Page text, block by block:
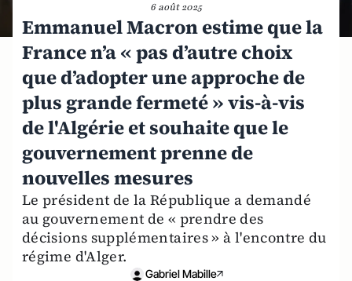
6 août 2025
Emmanuel Macron estime que la
France n’a « pas d’autre choix
que d’adopter une approche de
plus grande fermeté » vis-à-vis
de l'Algérie et souhaite que le
gouvernement prenne de
nouvelles mesures
Le président de la République a demandé
au gouvernement de « prendre des
décisions supplémentaires » à l'encontre du
régime d'Alger.
Gabriel Mabille